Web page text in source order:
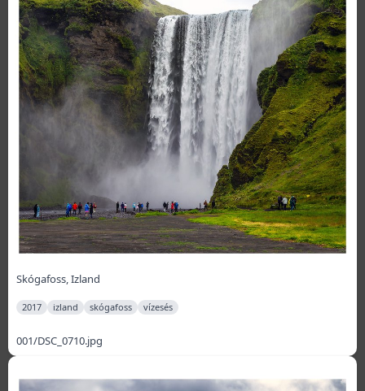
Skógafoss, Izland
2017 izland skógafoss vízesés
001/DSC_0710.jpg